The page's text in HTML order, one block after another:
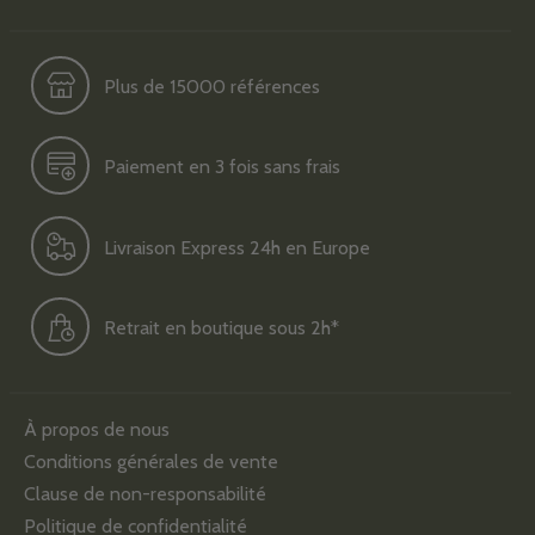
Plus de 15000 références
Paiement en 3 fois sans frais
Livraison Express 24h en Europe
Retrait en boutique sous 2h*
À propos de nous
Conditions générales de vente
Clause de non-responsabilité
Politique de confidentialité